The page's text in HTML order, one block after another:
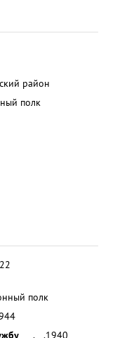
район
полк
полк
__.__.1940